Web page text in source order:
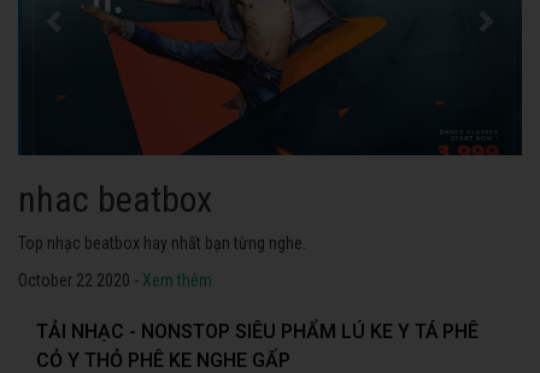
nhac dance
Những bài nhạc dance tuyển chọn 2020 hay nhất.
October 22 2020 - Xem thêm
TẢI NHẠC - NONSTOP SIÊU PHẨM LÚ KE Y TÁ PHÊ
CỎ Y THỎ PHÊ KE NGHE GẤP